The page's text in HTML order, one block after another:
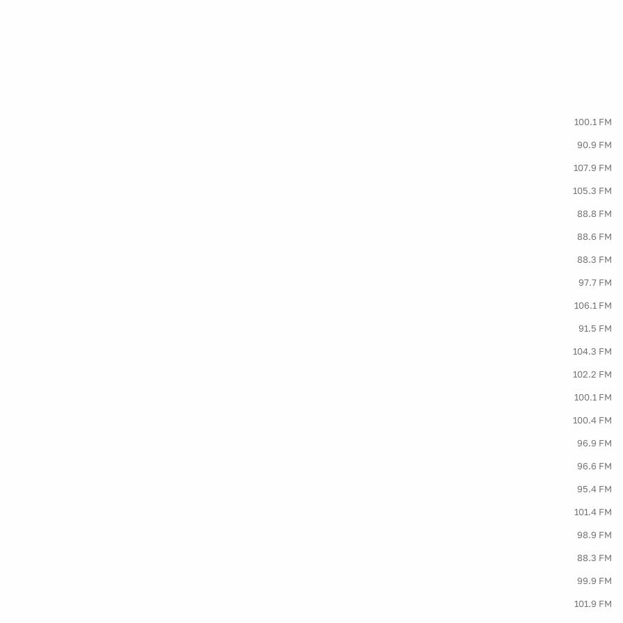
100.1 FM
90.9 FM
107.9 FM
105.3 FM
88.8 FM
88.6 FM
88.3 FM
97.7 FM
106.1 FM
91.5 FM
104.3 FM
102.2 FM
100.1 FM
100.4 FM
96.9 FM
96.6 FM
95.4 FM
101.4 FM
98.9 FM
88.3 FM
99.9 FM
101.9 FM